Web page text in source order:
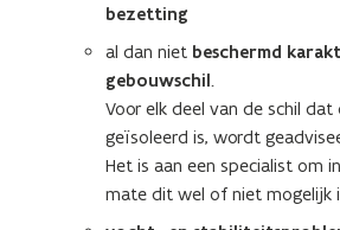
bezetting
al dan niet beschermd
gebouwschil.
Voor elk deel van de schil
geïsoleerd is, wordt
Het is aan een specialist om
mate dit wel of niet mogelijk